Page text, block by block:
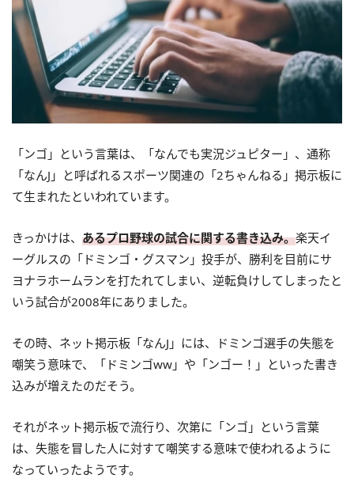
「ンゴ」という言葉は、「なんでも実況ジュピター」、通称
「なんJ」と呼ばれるスポーツ関連の「2ちゃんねる」掲示板に
て生まれたといわれています。
きっかけは、 あるプロ野球の試合に関する書き込み。楽天イ
ーグルスの「ドミンゴ・グスマン」投手が、勝利を目前にサ
ヨナラホームランを打たれてしまい、逆転負けしてしまったと
いう試合が2008年にありました。
その時、ネット掲示板「なんJ」には、ドミンゴ選手の失態を
嘲笑う意味で、「ドミンゴww」や「ンゴー！」といった書き
込みが増えたのだそう。
それがネット掲示板で流行り、次第に「ンゴ」という言葉
は、失態を冒した人に対すて嘲笑する意味で使われるように
なっていったようです。